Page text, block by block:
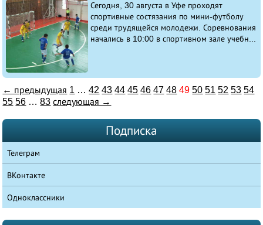
Сегодня, 30 августа в Уфе проходят
спортивные состязания по мини-футболу
среди трудящейся молодежи. Соревнования
начались в 10:00 в спортивном зале учебн...
← предыдущая 1 …42 43 44 45 46 47 48 49 50 51 52 53 54
55 56 …83 следующая →
Подписка
Телеграм
ВКонтакте
Одноклассники